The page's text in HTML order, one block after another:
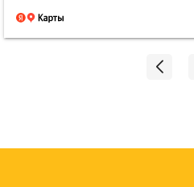
легче стало. Спасибо